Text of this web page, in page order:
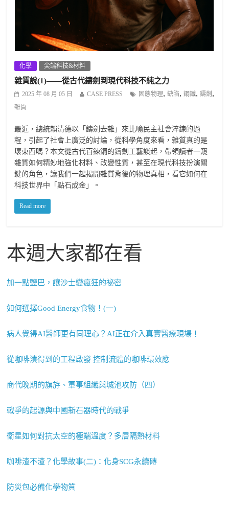
化學 尖端科技&材料
雜質說(1)——從古代鑄劍到現代科技不純之力
2025 年 08 月 05 日 CASE PRESS 固態物理,缺陷,鋼鐵,鑄劍 ,
雜質
最近，總統賴清德以「鑄劍去雜」來比喻民主社會淬鍊的過
程，引起了社會上廣泛的討論，從科學角度來看，雜質真的是
壞東西嗎？本文從古代百鍊鋼的鑄劍工藝談起，帶領讀者一窺
雜質如何精妙地強化材料、改變性質，甚至在現代科技扮演關
鍵的角色，讓我們一起揭開雜質背後的物理真相，看它如何在
科技世界中「點石成金」。
Read more
本週大家都在看
加一點鹽巴，讓沙士變瘋狂的祕密
如何選擇Good Energy食物！(一)
病人覺得AI醫師更有同理心？AI正在介入真實醫療現場！
從咖啡漬得到的工程啟發 控制流體的咖啡環效應
商代晚期的旗斿、軍事組織與城池攻防（四）
戰爭的起源與中國新石器時代的戰爭
衛星如何對抗太空的極端溫度？多層隔熱材料
咖啡渣不渣？化學故事(二)：化身SCG永續磚
防災包必備化學物質